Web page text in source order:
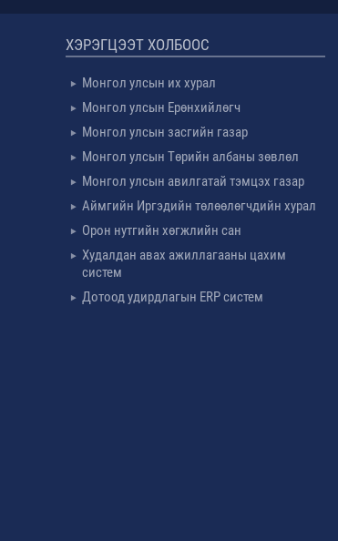
ХЭРЭГЦЭЭТ ХОЛБООС
Монгол улсын их хурал
Монгол улсын Ерөнхийлөгч
Монгол улсын засгийн газар
Монгол улсын Төрийн албаны зөвлөл
Монгол улсын авилгатай тэмцэх газар
Аймгийн Иргэдийн төлөөлөгчдийн хурал
Орон нутгийн хөгжлийн сан
Худалдан авах ажиллагааны цахим
систем
Дотоод удирдлагын ERP систем